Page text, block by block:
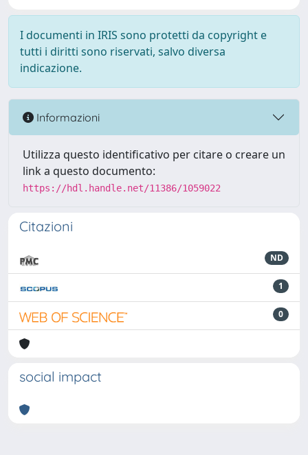
I documenti in IRIS sono protetti da copyright e
tutti i diritti sono riservati, salvo diversa
indicazione.
Informazioni
Utilizza questo identificativo per citare o creare un
link a questo documento:
https://hdl.handle.net/11386/1059022
Citazioni
ND
1
0
social impact